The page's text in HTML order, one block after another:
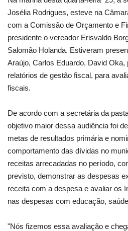
Josélia Rodrigues, esteve na
com a Comissão de Orçamento e
presidente o vereador Erisvaldo
Salomão Holanda. Estiveram
Araújo, Carlos Eduardo, David Oka,
relatórios de gestão fiscal, para
fiscais.
De acordo com a secretária da
objetivo maior dessa audiência foi
metas de resultados primária e
comportamento das dívidas no
receitas arrecadadas no período,
previsto, demonstrar as despesas
receita com a despesa e avaliar os
nas despesas com educação,
"Nós fizemos essa avaliação e